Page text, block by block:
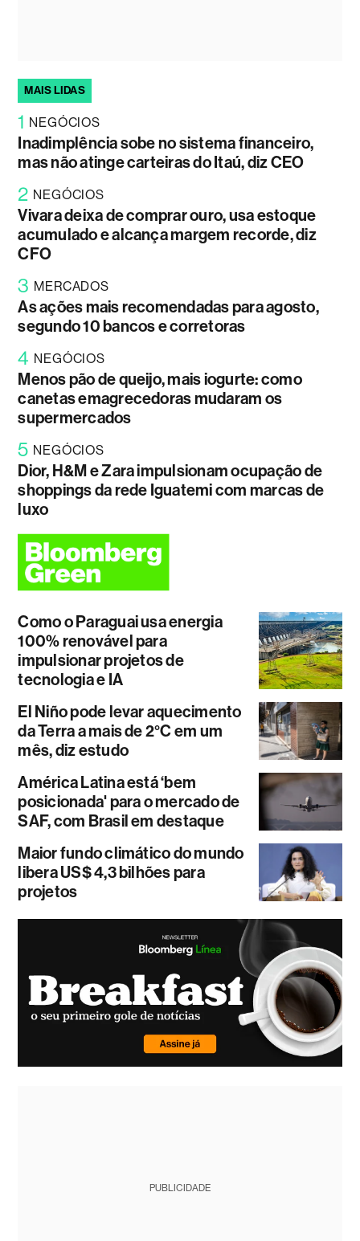
MAIS LIDAS
1 NEGÓCIOS
Inadimplência sobe no sistema financeiro,
mas não atinge carteiras do Itaú, diz CEO
2 NEGÓCIOS
Vivara deixa de comprar ouro, usa estoque
acumulado e alcança margem recorde, diz
CFO
3 MERCADOS
As ações mais recomendadas para agosto,
segundo 10 bancos e corretoras
4 NEGÓCIOS
Menos pão de queijo, mais iogurte: como
canetas emagrecedoras mudaram os
supermercados
5 NEGÓCIOS
Dior, H&M e Zara impulsionam ocupação de
shoppings da rede Iguatemi com marcas de
luxo
Como o Paraguai usa energia
100% renovável para
impulsionar projetos de
tecnologia e IA
El Niño pode levar aquecimento
da Terra a mais de 2°C em um
mês, diz estudo
América Latina está ‘bem
posicionada' para o mercado de
SAF, com Brasil em destaque
Maior fundo climático do mundo
libera US$ 4,3 bilhões para
projetos
PUBLICIDADE